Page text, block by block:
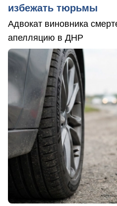
избежать тюрьмы
Адвокат виновника
апелляцию в ДНР